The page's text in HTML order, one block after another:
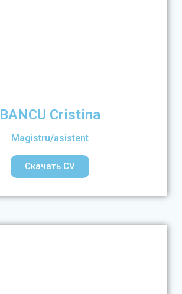
BANCU Cristina
Magistru/asistent
Скачать CV